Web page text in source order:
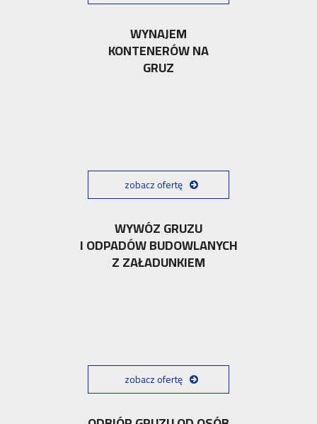
WYNAJEM
KONTENERÓW NA
GRUZ
zobacz ofertę
WYWÓZ GRUZU
I ODPADÓW BUDOWLANYCH
Z ZAŁADUNKIEM
zobacz ofertę